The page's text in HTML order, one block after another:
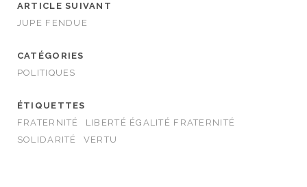
ARTICLE SUIVANT
JUPE FENDUE
CATÉGORIES
POLITIQUES
ÉTIQUETTES
FRATERNITÉ
LIBERTÉ ÉGALITÉ FRATERNITÉ
SOLIDARITÉ
VERTU